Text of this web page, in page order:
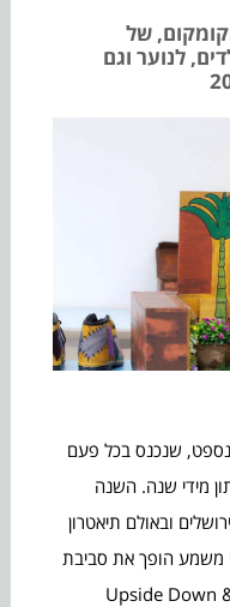
של
לנוער וגם
שנכנס בכל פעם
מידי שנה. השנה
ובאולם תיאטרון
משמע הופך את סביבת